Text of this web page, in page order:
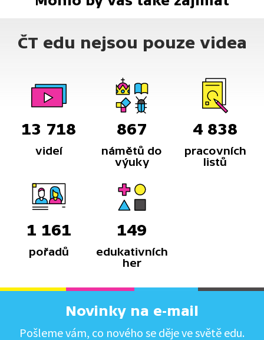
ČT edu nejsou pouze videa
13 718
videí
867
námětů do
výuky
4 838
pracovních
listů
1 161
pořadů
149
edukativních
her
Novinky na e-mail
Pošleme vám, co nového se děje ve světě edu.